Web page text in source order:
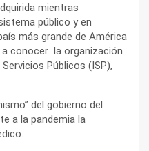
mientras
público y en
más grande de América
conocer la organización
Públicos (ISP),
del gobierno del
a la pandemia la